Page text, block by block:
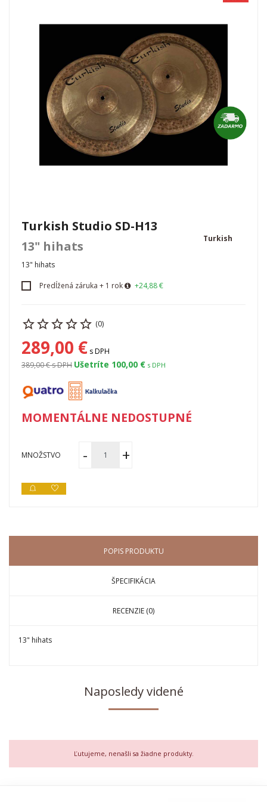
Turkish Studio SD-H13
13" hihats
Turkish
13" hihats
Predĺžená záruka + 1 rok +24,88 €
(0)
289,00 € s DPH
389,00 €s DPH Ušetríte 100,00 € s DPH
MOMENTÁLNE NEDOSTUPNÉ
MNOŽSTVO
POPIS PRODUKTU
ŠPECIFIKÁCIA
RECENZIE (0)
13" hihats
Naposledy videné
Ľutujeme, nenašli sa žiadne produkty.